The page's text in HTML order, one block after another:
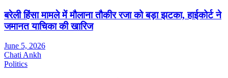
बरेली हिंसा मामले में मौलाना तौकीर रजा को बड़ा झटका, हाईकोर्ट ने
जमानत याचिका की खारिज
June 5, 2026
Chati Ankh
Politics